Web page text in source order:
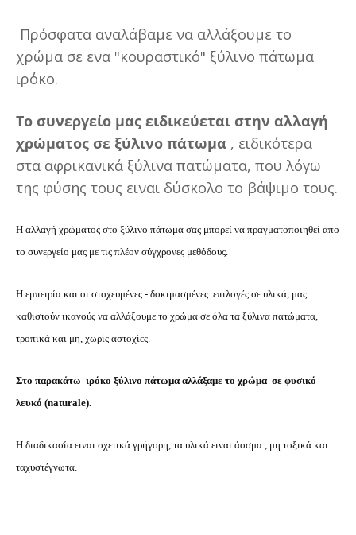
Πρόσφατα αναλάβαμε να αλλάξουμε το
χρώμα σε ενα "κουραστικό" ξύλινο πάτωμα
ιρόκο.
Το συνεργείο μας ειδικεύεται στην αλλαγή
χρώματος σε ξύλινο πάτωμα , ειδικότερα
στα αφρικανικά ξύλινα πατώματα, που λόγω
της φύσης τους ειναι δύσκολο το βάψιμο τους.
Η αλλαγή χρώματος στο ξύλινο πάτωμα σας μπορεί να πραγματοποιηθεί απο
το συνεργείο μας με τις πλέον σύγχρονες μεθόδους.
Η εμπειρία και οι στοχευμένες - δοκιμασμένες επιλογές σε υλικά, μας
καθιστούν ικανούς να αλλάξουμε το χρώμα σε όλα τα ξύλινα πατώματα,
τροπικά και μη, χωρίς αστοχίες.
Στο παρακάτω ιρόκο ξύλινο πάτωμα αλλάξαμε το χρώμα σε φυσικό
λευκό (naturale).
Η διαδικασία ειναι σχετικά γρήγορη, τα υλικά ειναι άοσμα , μη τοξικά και
ταχυστέγνωτα.